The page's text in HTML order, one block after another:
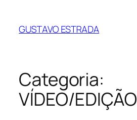
GUSTAVO ESTRADA
Categoria:
VÍDEO/EDIÇÃO